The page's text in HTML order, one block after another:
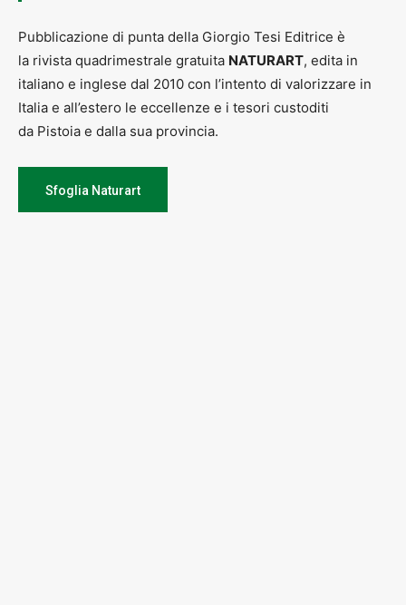
Pubblicazione di punta della Giorgio Tesi Editrice è
la rivista quadrimestrale gratuita NATURART, edita in
italiano e inglese dal 2010 con l’intento di valorizzare in
Italia e all’estero le eccellenze e i tesori custoditi
da Pistoia e dalla sua provincia.
Sfoglia Naturart